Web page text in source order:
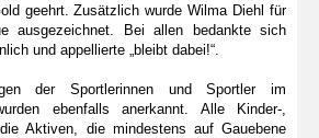
geehrt. Zusätzlich wurde Wilma Diehl für
ausgezeichnet. Bei allen bedankte sich
und appellierte „bleibt dabei!“.
der Sportlerinnen und Sportler im
ebenfalls anerkannt. Alle Kinder-,
Aktiven, die mindestens auf Gauebene